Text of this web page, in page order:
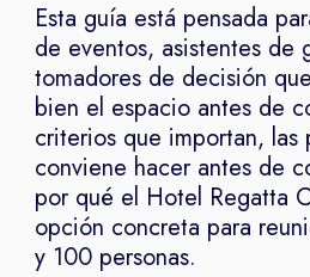
Esta guía está pensada
de eventos, asistentes de
tomadores de decisión
bien el espacio antes de
criterios que importan, las
conviene hacer antes de
por qué el Hotel Regatta
opción concreta para
y 100 personas.